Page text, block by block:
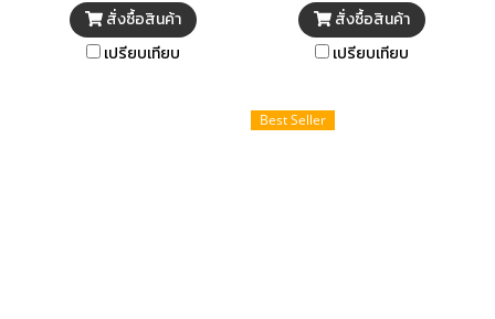
สั่งซื้อสินค้า
เปรียบเทียบ
สั่งซื้อสินค้า
เปรียบเทียบ
Best Seller